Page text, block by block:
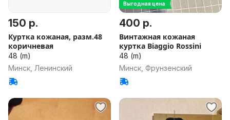
150 р.
Куртка кожаная, разм.48
коричневая
48 (m)
Минск, Ленинский
Выгодная цена
400 р.
Винтажная кожаная
куртка Biaggio Rossini
48 (m)
Минск, Фрунзенский